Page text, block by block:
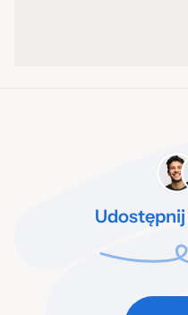
Udostępnij